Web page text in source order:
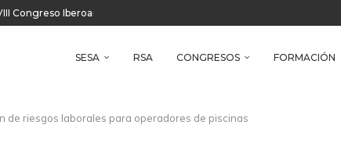
Congreso Iberoamericano de Salud Ambiental
SESA
RSA CONGRESOS FORMACIÓN
de riesgos laborales para operadores de piscinas